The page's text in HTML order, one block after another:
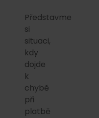
Představme
si
situaci,
kdy
dojde
k
chybě
při
platbě